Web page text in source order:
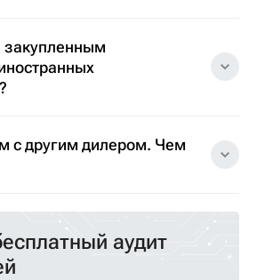
закупленным
с другим дилером. Чем
аудит